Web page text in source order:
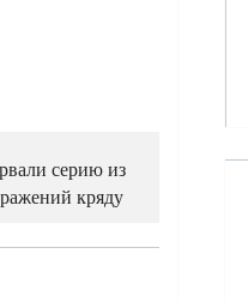
серию из
кряду